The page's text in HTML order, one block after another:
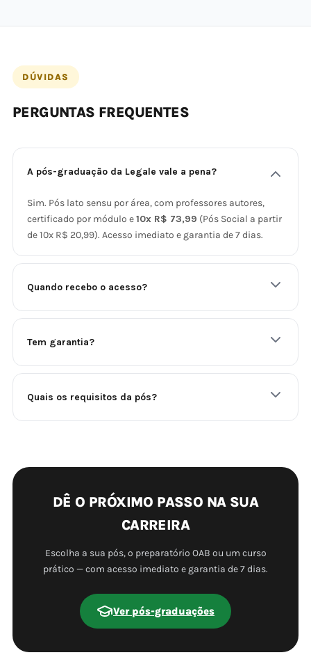
DÚVIDAS
PERGUNTAS FREQUENTES
A pós-graduação da Legale vale a pena?
Sim. Pós lato sensu por área, com professores autores,
certificado por módulo e10x R$ 73,99 (Pós Social a partir
de 10x R$ 20,99). Acesso imediato e garantia de 7 dias.
Quando recebo o acesso?
Tem garantia?
Quais os requisitos da pós?
DÊ O PRÓXIMO PASSO NA SUA
CARREIRA
Escolha a sua pós, o preparatório OAB ou um curso
prático — com acesso imediato e garantia de 7 dias.
Ver pós-graduações